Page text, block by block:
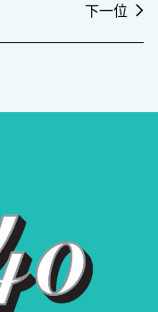
下一位